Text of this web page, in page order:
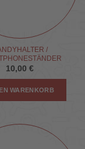
Produktseite
gewählt
werden
/
10,00 €
WARENKORB